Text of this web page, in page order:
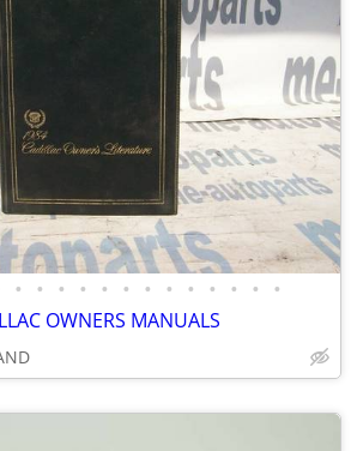
• • • • • • • • • • • • •
OWNERS MANUALS